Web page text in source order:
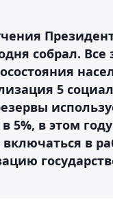
собрал.
5
5%, в этом
в